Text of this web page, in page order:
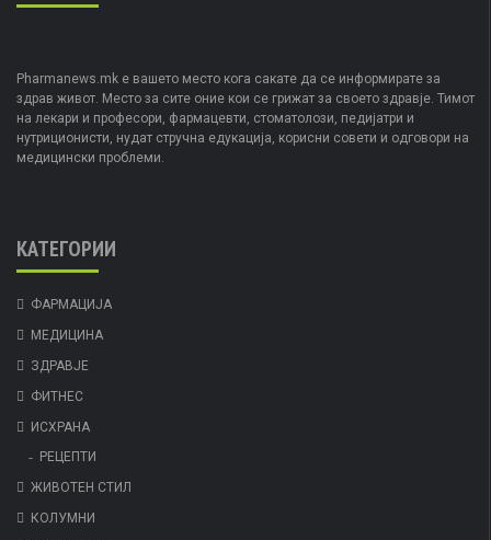
Pharmanews.mk е вашето место кога сакате да се информирате за
здрав живот. Место за сите оние кои се грижат за своето здравје. Тимот
на лекари и професори, фармацевти, стоматолози, педијатри и
нутриционисти, нудат стручна едукација, корисни совети и одговори на
медицински проблеми.
КАТЕГОРИИ
ФАРМАЦИЈА
МЕДИЦИНА
ЗДРАВЈЕ
ФИТНЕС
ИСХРАНА
РЕЦЕПТИ
ЖИВОТЕН СТИЛ
КОЛУМНИ